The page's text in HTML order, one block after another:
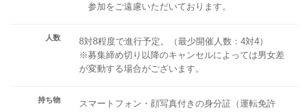
参加をご遠慮いただいております。
人数
8対8程度で進行予定。（最少開催人数：4対4）
※募集締め切り以降のキャンセルによっては男女差
が変動する場合がございます。
持ち物
スマートフォン・顔写真付きの身分証（運転免許